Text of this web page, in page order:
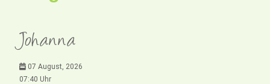
Johanna
07 August, 2026
07:40 Uhr